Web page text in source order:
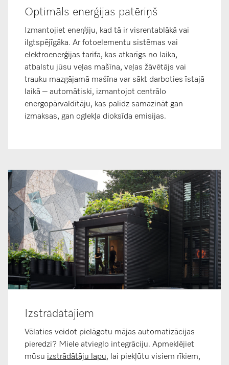
Optimāls enerģijas patēriņš
Izmantojiet enerģiju, kad tā ir visrentablākā vai
ilgtspējīgāka. Ar fotoelementu sistēmas vai
elektroenerģijas tarifa, kas atkarīgs no laika,
atbalstu jūsu veļas mašīna, veļas žāvētājs vai
trauku mazgājamā mašīna var sākt darboties īstajā
laikā – automātiski, izmantojot centrālo
energopārvaldītāju, kas palīdz samazināt gan
izmaksas, gan oglekļa dioksīda emisijas.
Izstrādātājiem
Vēlaties veidot pielāgotu mājas automatizācijas
pieredzi? Miele atvieglo integrāciju. Apmeklējiet
mūsu izstrādātāju lapu, lai piekļūtu visiem rīkiem,